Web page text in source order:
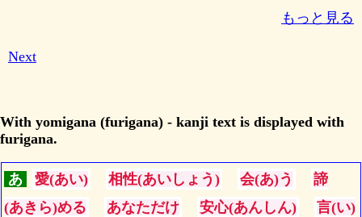
もっと見る
Next
With yomigana (furigana) - kanji text is displayed with
furigana.
あ 愛(あい) 相性(あいしょう) 会(あ)う
諦
(あきら)める
あなただけ 安心(あんしん)
言(い)